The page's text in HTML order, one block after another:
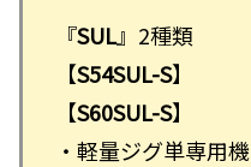
『SUL』2種類
【S54SUL-S】
【S60SUL-S】
・軽量ジグ単専用機